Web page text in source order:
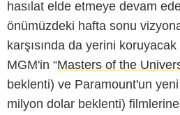
hasılat elde etmeye devam
önümüzdeki hafta sonu
karşısında da yerini
MGM'in “Masters of the
beklenti) ve Paramount'un yeni
milyon dolar beklenti)